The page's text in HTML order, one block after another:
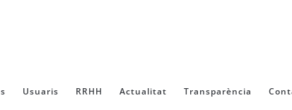
Usuaris RRHH Actualitat Transparència